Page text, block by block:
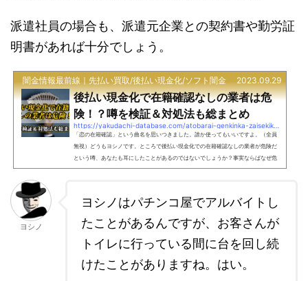
派遣社員の場合も、派遣元企業との契約書や勤労証
明書があれば十分でしょう。
闇金情報最前線｜先払い買取/後払い現金化/ソフト闇金 2023.09.29
後払い現金化で在籍確認なしの業者は危
険！？噂を検証＆対処法も総まとめ
「恋の在籍確認」という曲名を思いつきました。誰か使ってもいいですよ。（全員
無視）どうもヨシノです。ところで後払い現金化での在籍確認なしの業者が危険だ
という噂、あなたも耳にしたことがあるのではないでしょうか？事実ならばなぜ危
険なのか、その理由と対処法は何なのか、皆様も気になるところではないでしょう
している、あるいはすでに利用してしまったが困っている、...
ヨシノ
ヨシノはパチンコ屋でアルバイトし
たことがあるんですが、お客さんが
トイレに行っている間に台を回し続
けたことがありますね。はい。